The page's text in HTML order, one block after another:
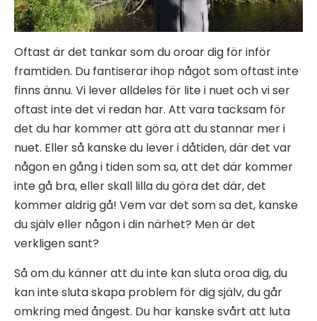
Oftast är det tankar som du oroar dig för inför
framtiden. Du fantiserar ihop något som oftast inte
finns ännu. Vi lever alldeles för lite i nuet och vi ser
oftast inte det vi redan har. Att vara tacksam för
det du har kommer att göra att du stannar mer i
nuet. Eller så kanske du lever i dåtiden, där det var
någon en gång i tiden som sa, att det där kommer
inte gå bra, eller skall lilla du göra det där, det
kommer aldrig gå! Vem var det som sa det, kanske
du själv eller någon i din närhet? Men är det
verkligen sant?
Så om du känner att du inte kan sluta oroa dig, du
kan inte sluta skapa problem för dig själv, du går
omkring med ångest. Du har kanske svårt att luta